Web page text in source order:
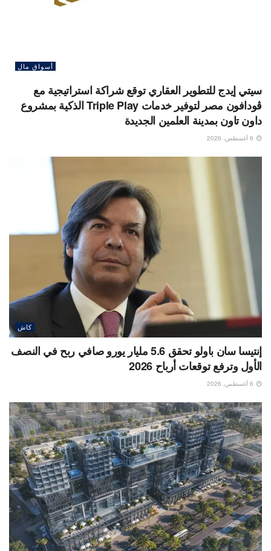
أسواق مال
سيتي إيدج للتطوير العقاري توقع شراكة استراتيجية مع
ڤودافون مصر لتوفير خدمات Triple Play الذكية بمشروع
داون تاون بمدينة العلمين الجديدة
كاش
إنتيسا سان باولو تحقق 5.6 مليار يورو صافي ربح في النصف
الأول وترفع توقعات أرباح 2026